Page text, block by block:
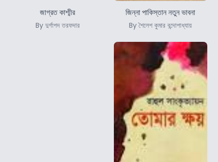
জাগ্রত কাশ্মীর
By দুর্গাপদ তরফদার
জিন্না পাকিস্তান নতুন ভাবনা
By শৈলেশ কুমার বন্দোপাধ্যায়